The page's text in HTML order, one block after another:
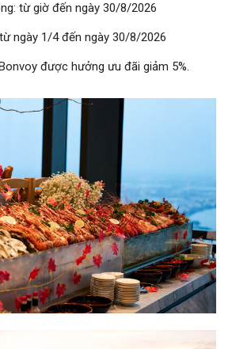
từ giờ đến ngày 30/8/2026
ngày 1/4 đến ngày 30/8/2026
được hưởng ưu đãi giảm 5%.